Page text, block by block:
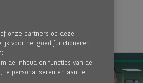
onze partners op deze
voor het goed functioneren
de inhoud en functies van de
te personaliseren en aan te